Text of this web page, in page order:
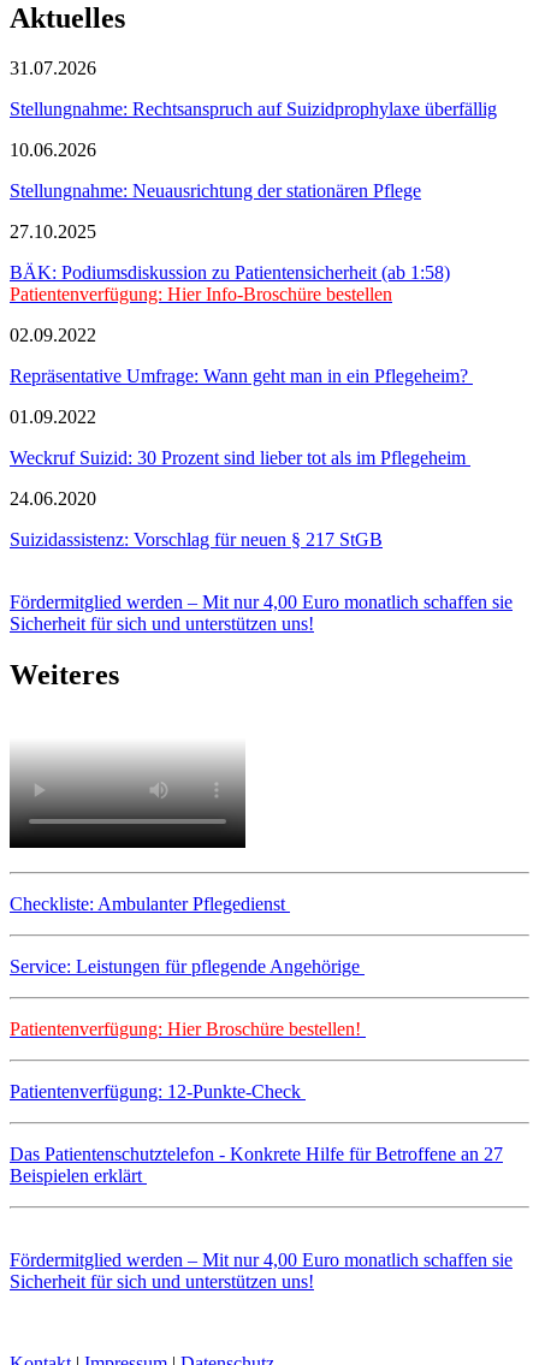
Aktuelles
31.07.2026
Stellungnahme: Rechtsanspruch auf Suizidprophylaxe überfällig
10.06.2026
Stellungnahme: Neuausrichtung der stationären Pflege
27.10.2025
BÄK: Podiumsdiskussion zu Patientensicherheit (ab 1:58)
Patientenverfügung: Hier Info-Broschüre bestellen
02.09.2022
Repräsentative Umfrage: Wann geht man in ein Pflegeheim?
01.09.2022
Weckruf Suizid: 30 Prozent sind lieber tot als im Pflegeheim
24.06.2020
Suizidassistenz: Vorschlag für neuen § 217 StGB
Fördermitglied werden – Mit nur 4,00 Euro monatlich schaffen sie
Sicherheit für sich und unterstützen uns!
Weiteres
Checkliste: Ambulanter Pflegedienst
Service: Leistungen für pflegende Angehörige
Patientenverfügung: Hier Broschüre bestellen!
Patientenverfügung: 12-Punkte-Check
Das Patientenschutztelefon - Konkrete Hilfe für Betroffene an 27
Beispielen erklärt
Fördermitglied werden – Mit nur 4,00 Euro monatlich schaffen sie
Sicherheit für sich und unterstützen uns!